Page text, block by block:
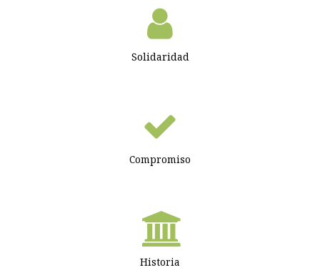
Solidaridad
Compromiso
Historia